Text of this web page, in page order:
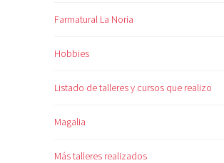
Farmatural La Noria
Hobbies
Listado de talleres y cursos que realizo
Magalia
Más talleres realizados